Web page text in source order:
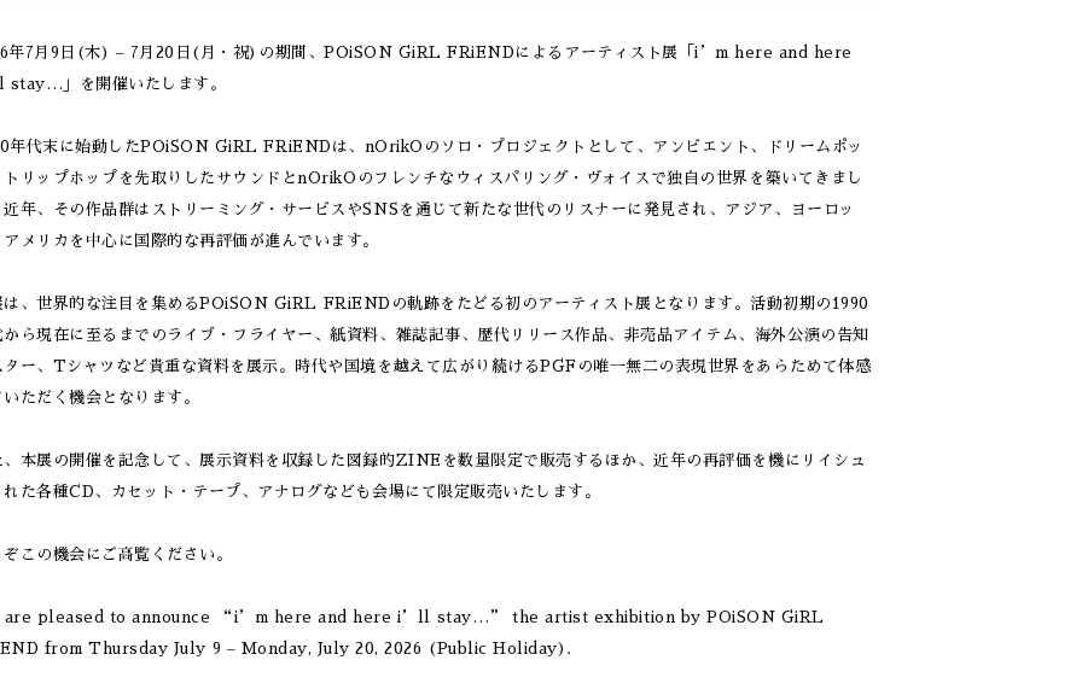
年7月9日(木) – 7月20日(月・祝)の期間、POiSON GiRL FRiENDによるアーティスト展「i’m here and here
」を開催いたします。
年代末に始動したPOiSON GiRL FRiENDは、nOrikOのソロ・プロジェクトとして、アンビエント、ドリームポッ
トリップホップを先取りしたサウンドとnOrikOのフレンチなウィスパリング・ヴォイスで独自の世界を築いてきまし
近年、その作品群はストリーミング・サービスやSNSを通じて新たな世代のリスナーに発見され、アジア、ヨーロッ
アメリカを中心に国際的な再評価が進んでいます。
は、世界的な注目を集めるPOiSON GiRL FRiENDの軌跡をたどる初のアーティスト展となります。活動初期の1990
から現在に至るまでのライブ・フライヤー、紙資料、雑誌記事、歴代リリース作品、非売品アイテム、海外公演の告知
ター、Tシャツなど貴重な資料を展示。時代や国境を越えて広がり続けるPGFの唯一無二の表現世界をあらためて体感
いただく機会となります。
、本展の開催を記念して、展示資料を収録した図録的ZINEを数量限定で販売するほか、近年の再評価を機にリイシュ
れた各種CD、カセット・テープ、アナログなども会場にて限定販売いたします。
ぞこの機会にご高覧ください。
are pleased to announce “i’m here and here i’ll stay…” the artist exhibition by POiSON GiRL
from Thursday July 9 – Monday, July 20, 2026 (Public Holiday).